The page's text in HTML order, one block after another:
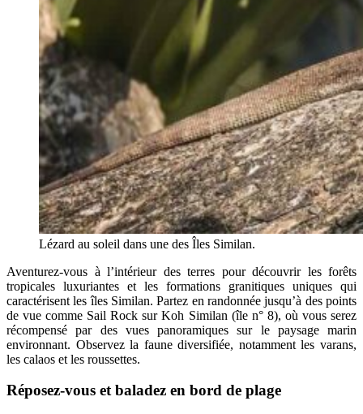
Lézard au soleil dans une des Îles Similan.
Aventurez-vous à l’intérieur des terres pour découvrir les forêts
tropicales luxuriantes et les formations granitiques uniques qui
caractérisent les îles Similan. Partez en randonnée jusqu’à des points
de vue comme Sail Rock sur Koh Similan (île n° 8), où vous serez
récompensé par des vues panoramiques sur le paysage marin
environnant. Observez la faune diversifiée, notamment les varans,
les calaos et les roussettes.
Réposez-vous et baladez en bord de plage